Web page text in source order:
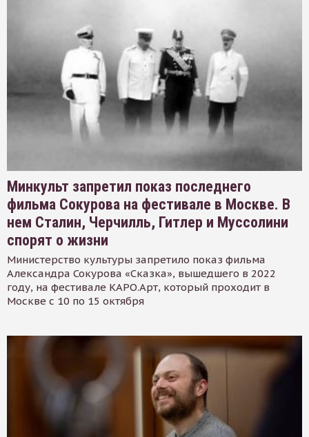
Минкульт запретил показ последнего
фильма Сокурова на фестивале в Москве. В
нем Сталин, Черчилль, Гитлер и Муссолини
спорят о жизни
Министерство культуры запретило показ фильма
Александра Сокурова «Сказка», вышедшего в 2022
году, на фестивале КАРО.Арт, который проходит в
Москве с 10 по 15 октября